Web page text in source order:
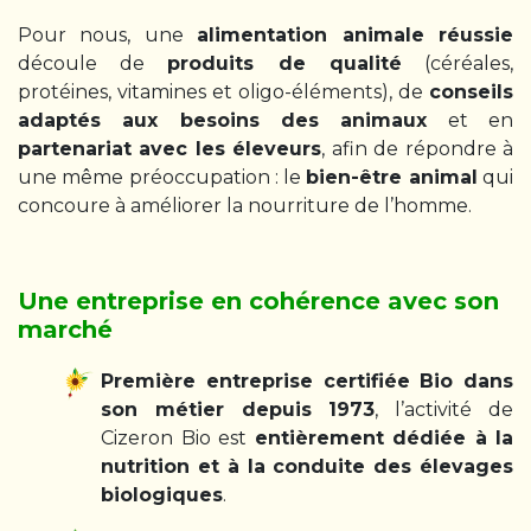
Pour nous, une alimentation animale réussie
découle de produits de qualité (céréales,
protéines, vitamines et oligo-éléments), de conseils
adaptés aux besoins des animaux et en
partenariat avec les éleveurs, afin de répondre à
une même préoccupation : le bien-être animal qui
concoure à améliorer la nourriture de l’homme.
Une entreprise en cohérence avec son
marché
Première entreprise certifiée Bio dans
son métier depuis 1973, l’activité de
Cizeron Bio est entièrement dédiée à la
nutrition et à la conduite des élevages
biologiques.